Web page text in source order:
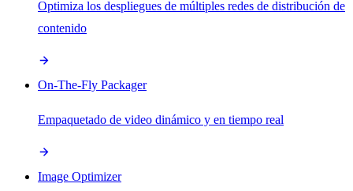
Optimiza los despliegues de múltiples redes de distribución de
contenido
On-The-Fly Packager
Empaquetado de video dinámico y en tiempo real
Image Optimizer